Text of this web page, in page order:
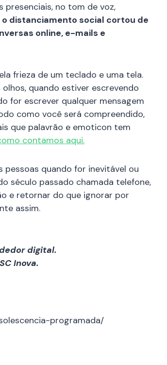
no tom de voz,
distanciamento social cortou de
online, e-mails e
frieza de um teclado e uma tela.
quando estiver escrevendo
for escrever qualquer mensagem
como você será compreendido,
que palavrão e emoticon tem
contamos aqui.
pessoas quando for inevitável ou
século passado chamada telefone,
e retornar do que ignorar por
assim.
digital.
Inova.
programada/